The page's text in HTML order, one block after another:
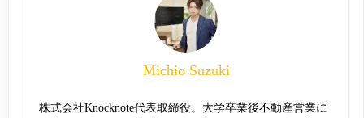
Michio Suzuki
株式会社Knocknote代表取締役。大学卒業後不動産営業に